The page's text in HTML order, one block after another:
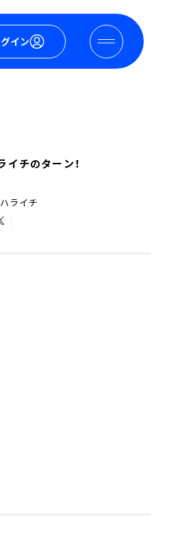
イン
イチのターン！
ハライチ